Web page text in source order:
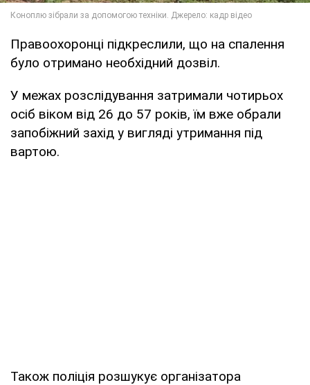
Правоохоронці підкреслили, що на спалення
було отримано необхідний дозвіл.
У межах розслідування затримали чотирьох
осіб віком від 26 до 57 років, їм вже обрали
запобіжний захід у вигляді утримання під
вартою.
Також поліція розшукує організатора